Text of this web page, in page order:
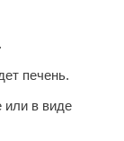
печень.
или в виде